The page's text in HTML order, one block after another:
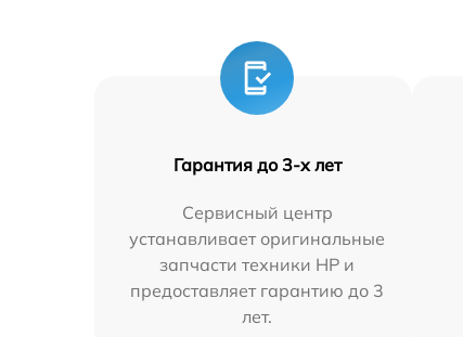
Гарантия до 3-х лет
Сервисный центр
устанавливает оригинальные
запчасти техники HP и
предоставляет гарантию до 3
лет.